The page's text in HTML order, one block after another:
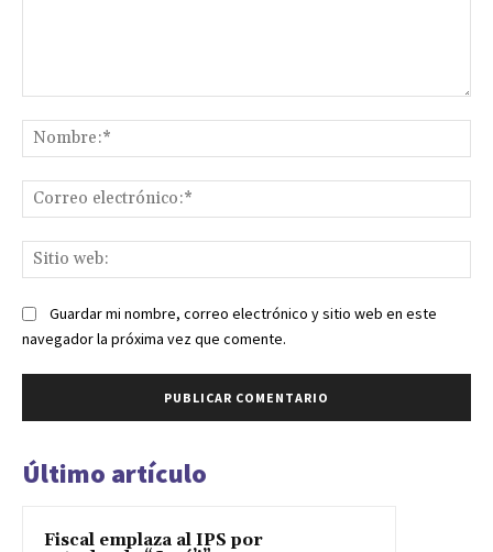
Guardar mi nombre, correo electrónico y sitio web en este
navegador la próxima vez que comente.
Último artículo
Fiscal emplaza al IPS por